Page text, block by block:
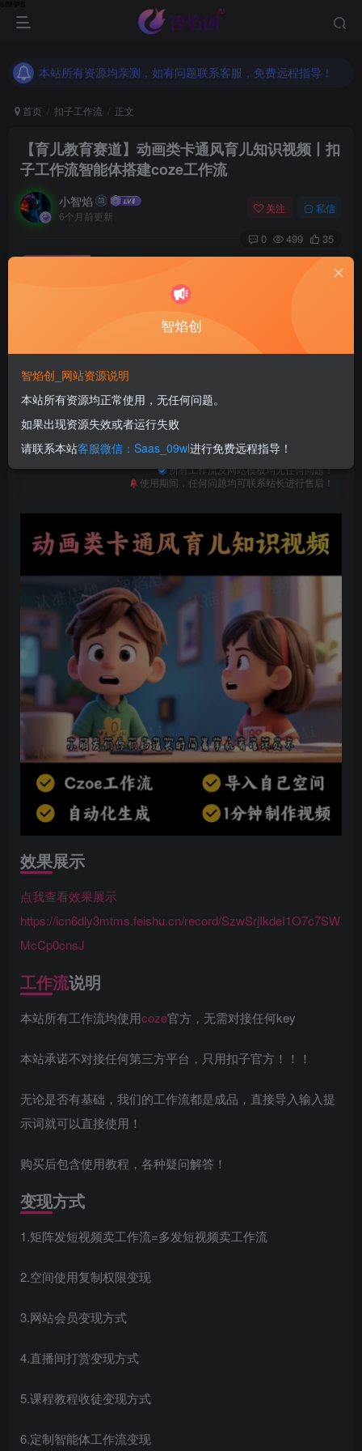
本站所有资源均亲测，如有问题联系客服，免费远程指导！
本站所有资源均亲测，如有问题联系客服，免费远程指导！
首页 扣子工作流 正文
【育儿教育赛道】动画类卡通风育儿知识视频丨扣
子工作流智能体搭建coze工作流
小智焰
6个月前更新
关注 私信
0 499 35
此内容为付费资源，请付费后查看
9.9
普通合伙人免费
立即购买
您当前未登录！建议登陆后购买，可保存购买订单
一次购买，永久包更新！
购买会员，可免费下载全站资源！
所有工作流及网站模板均无任何问题！
使用期间，任何问题均可联系站长进行售后！
效果展示
点我查看效果展示
https://icn6dly3mtms.feishu.cn/record/SzwSrjIkdeI1O7c7SW
McCp0cnsJ
工作流说明
本站所有工作流均使用coze官方，无需对接任何key
本站承诺不对接任何第三方平台，只用扣子官方！！！
无论是否有基础，我们的工作流都是成品，直接导入输入提
示词就可以直接使用！
购买后包含使用教程，各种疑问解答！
变现方式
1.矩阵发短视频卖工作流=多发短视频卖工作流
2.空间使用复制权限变现
3.网站会员变现方式
4.直播间打赏变现方式
5.课程教程收徒变现方式
6.定制智能体工作流变现
智焰创
智焰创_网站资源说明
本站所有资源均正常使用，无任何问题。
如果出现资源失效或者运行失败
请联系本站客服微信：Saas_09wl进行免费远程指导！